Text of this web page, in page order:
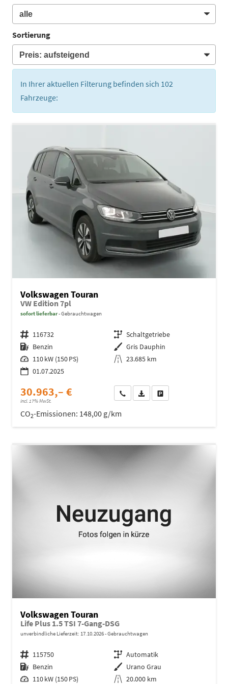
Sortierung
In Ihrer aktuellen Filterung befinden sich 102
Fahrzeuge:
Volkswagen Touran
VW Edition 7pl
sofort lieferbar Gebrauchtwagen
Fahrzeugnr. 116732 Getriebe Schaltgetriebe
Kraftstoff Benzin Außenfarbe Gris Dauphin
Leistung 110 kW (150 PS) Kilometerstand 23.685 km
01.07.2025
30.963,– €
incl. 17% MwSt.
Wir rufen Sie anFahrzeugexposé (PDF)
CO2-Emissionen: 148,00 g/km
Volkswagen Touran
Life Plus 1.5 TSI 7-Gang-DSG
unverbindliche Lieferzeit: 17.10.2026 Gebrauchtwagen
Fahrzeugnr. 115750 Getriebe Automatik
Kraftstoff Benzin Außenfarbe Urano Grau
Leistung 110 kW (150 PS) Kilometerstand 20.000 km